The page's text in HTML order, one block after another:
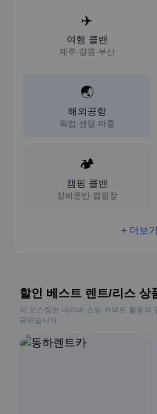
✈️
여행 콜밴
제주·강원·부산
🌏
해외공항
픽업·샌딩·마중
🏕️
캠핑 콜밴
장비운반·캠핑장
+ 더보
할인 베스트 렌트/리스 상
이 포스팅은 네이버 쇼핑 커넥트 활동의
공받습니다.